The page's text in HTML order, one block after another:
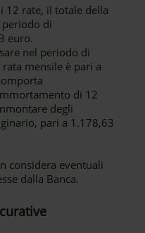
12 rate, il totale della
periodo di
euro.
nel periodo di
mensile è pari a
di 12
degli
pari a 1.178,63
considera eventuali
dalla Banca.